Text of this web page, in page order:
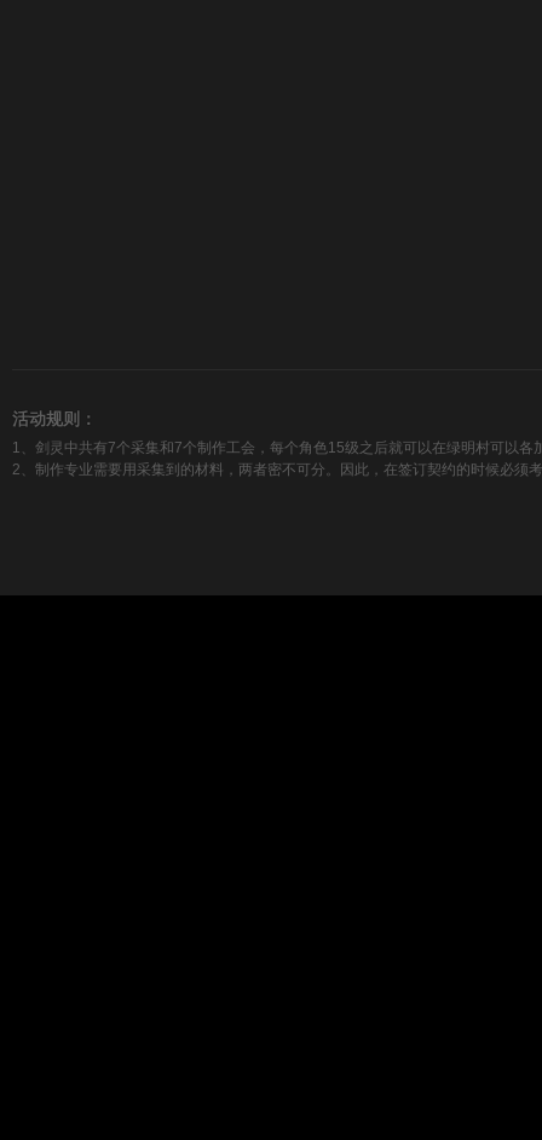
活动规则：
1、剑灵中共有7个采集和7个制作工会，每个角色15级之后就可以在绿明村可以各
2、制作专业需要用采集到的材料，两者密不可分。因此，在签订契约的时候必须